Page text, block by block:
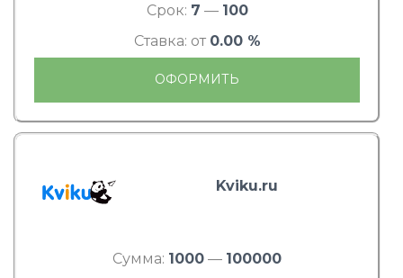
Срок: 7 — 100
Ставка: от 0.00 %
ОФОРМИТЬ
Kviku.ru
Сумма: 1000 — 100000